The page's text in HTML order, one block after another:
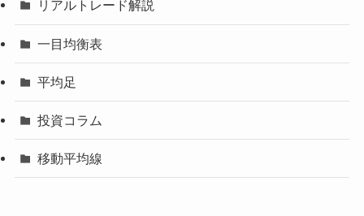
リアルトレード解説
一目均衡表
平均足
投資コラム
移動平均線